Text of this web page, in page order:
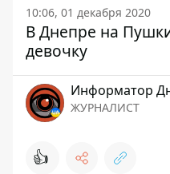
10:06, 01 декабря 2020
В Днепре на
девочку
Информатор
ЖУРНАЛИСТ
👍